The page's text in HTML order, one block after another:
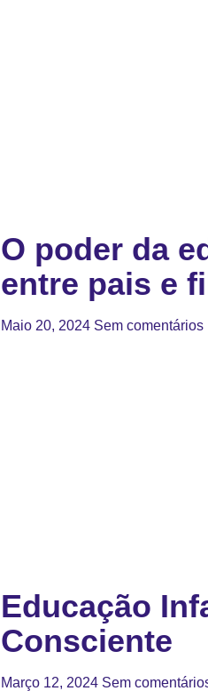
O poder da
entre pais e
Maio 20, 2024 Sem comentários
Educação
Consciente
Março 12, 2024 Sem